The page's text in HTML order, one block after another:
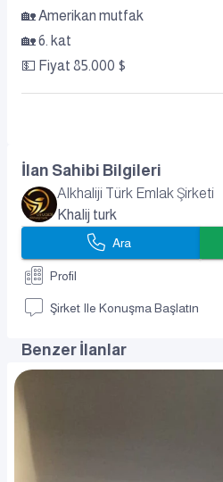
🏡 Amerikan mutfak
🏡 6. kat
💵 Fiyat 85.000 $
İlan Sahibi Bilgileri
Alkhaliji Türk Emlak Şirketi
Khalij turk
Ara
Profil
Şirket Ile Konuşma Başlatın
Benzer İlanlar